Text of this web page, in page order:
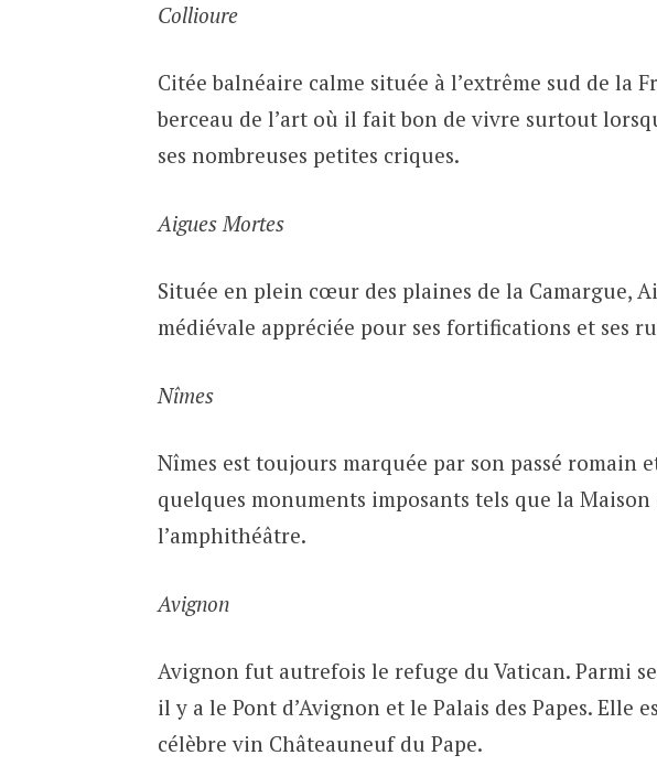
Collioure
Citée balnéaire calme située à l’extrême sud de la
berceau de l’art où il fait bon de vivre surtout
ses nombreuses petites criques.
Aigues Mortes
Située en plein cœur des plaines de la Camargue,
médiévale appréciée pour ses fortifications et ses
Nîmes
Nîmes est toujours marquée par son passé romain
quelques monuments imposants tels que la
l’amphithéâtre.
Avignon
Avignon fut autrefois le refuge du Vatican. Parmi
il y a le Pont d’Avignon et le Palais des Papes. Elle
célèbre vin Châteauneuf du Pape.